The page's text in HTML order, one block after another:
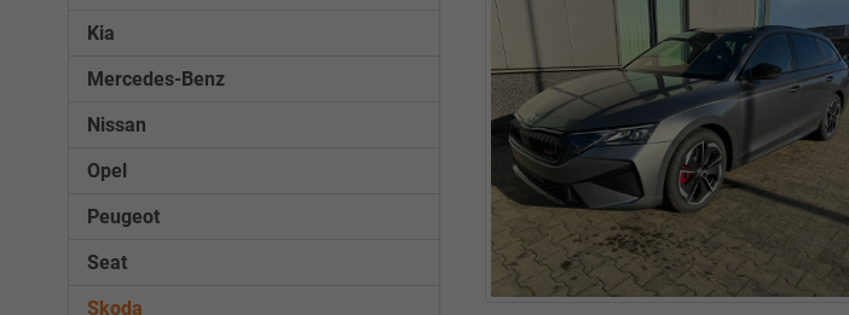
Kia
Mercedes-Benz
Nissan
Opel
Peugeot
Seat
Skoda